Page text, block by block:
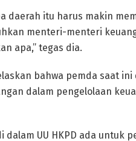
daerah itu harus makin
menteri-menteri
apa,” tegas dia.
bahwa pemda saat
dalam pengelolaan
dalam UU HKPD ada